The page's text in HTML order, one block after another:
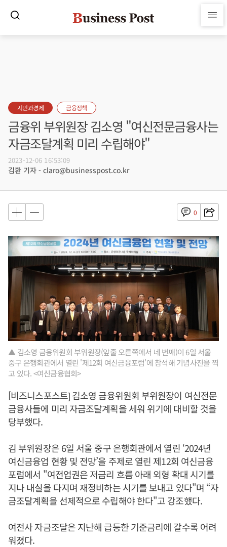
시민과경제 금융정책
금융위 부위원장 김소영 "여신전문금융사는
자금조달계획 미리 수립해야"
2023-12-06 16:53:09
김환 기자 - claro@businesspost.co.kr
0
▲ 김소영 금융위원회 부위원장(앞줄 오른쪽에서 네 번째)이 6일 서울
중구 은행회관에서 열린 '제12회 여신금융포럼'에 참석해 기념사진을 찍
고 있다. <여신금융협회>
[비즈니스포스트] 김소영 금융위원회 부위원장이 여신전문
금융사들에 미리 자금조달계획을 세워 위기에 대비할 것을
당부했다.
김 부위원장은 6일 서울 중구 은행회관에서 열린 ‘2024년
여신금융업 현황 및 전망’을 주제로 열린 제12회 여신금융
포럼에서 "여전업권은 저금리 흐름 아래 외형 확대 시기를
지나 내실을 다지며 재정비하는 시기를 보내고 있다"며 “자
금조달계획을 선제적으로 수립해야 한다"고 강조했다.
여전사 자금조달은 지난해 급등한 기준금리에 갈수록 어려
워졌다.